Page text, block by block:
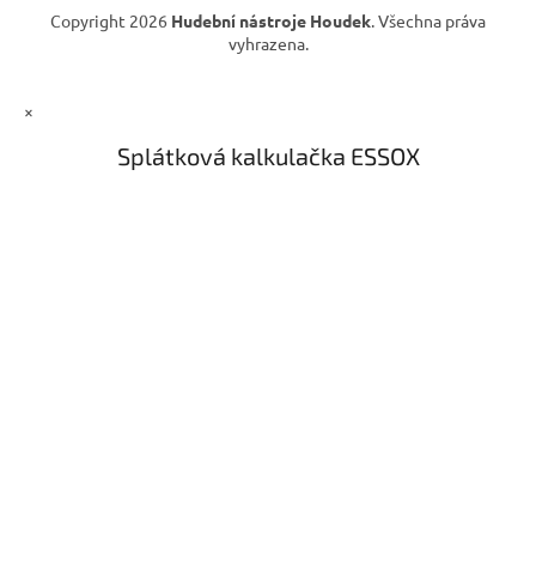
Copyright 2026 Hudební nástroje Houdek. Všechna práva
vyhrazena.
×
Splátková kalkulačka ESSOX